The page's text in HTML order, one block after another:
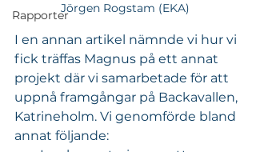
RapporterJörgen Rogstam (EKA)
I en annan artikel nämnde vi hur vi
fick träffas Magnus på ett annat
projekt där vi samarbetade för att
uppnå framgångar på Backavallen,
Katrineholm. Vi genomförde bland
annat följande: